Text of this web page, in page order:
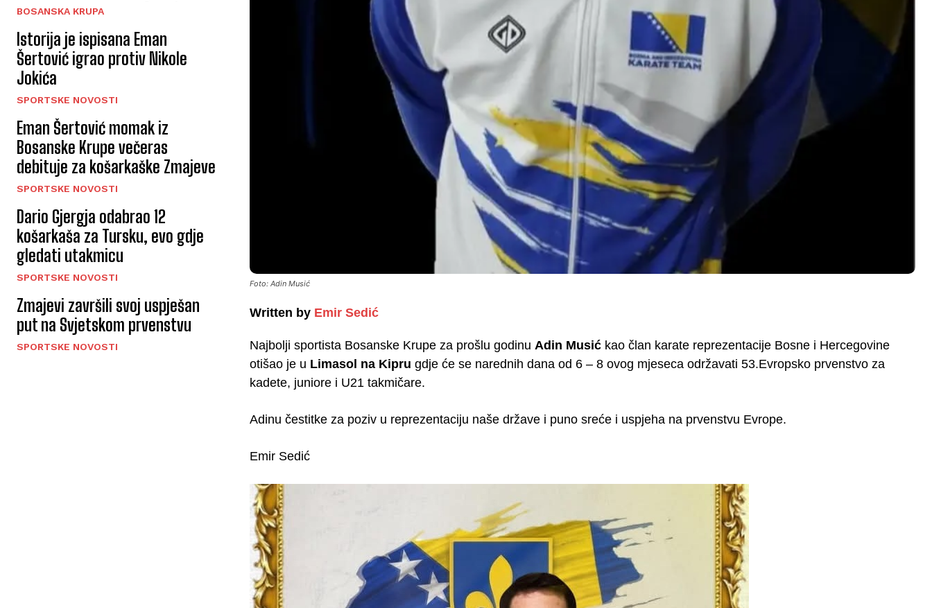
BOSANSKA KRUPA
Istorija je ispisana Eman
Šertović igrao protiv Nikole
Jokića
SPORTSKE NOVOSTI
Eman Šertović momak iz
Bosanske Krupe večeras
debituje za košarkaške Zmajeve
SPORTSKE NOVOSTI
Dario Gjergja odabrao 12
košarkaša za Tursku, evo gdje
gledati utakmicu
SPORTSKE NOVOSTI
Zmajevi završili svoj uspješan
put na Svjetskom prvenstvu
SPORTSKE NOVOSTI
Foto: Adin Musić
Written by Emir Sedić
Najbolji sportista Bosanske Krupe za prošlu godinu Adin Musić kao član karate reprezentacije Bosne i Hercegovine
otišao je u Limasol na Kipru gdje će se narednih dana od 6 – 8 ovog mjeseca održavati 53.Evropsko prvenstvo za
kadete, juniore i U21 takmičare.
Adinu čestitke za poziv u reprezentaciju naše države i puno sreće i uspjeha na prvenstvu Evrope.
Emir Sedić